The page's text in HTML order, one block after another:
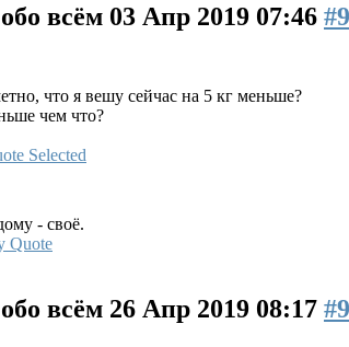
всём 03 Апр 2019 07:46
что я вешу сейчас на 5 кг меньше?
чем что?
- своё.
Quote
всём 26 Апр 2019 08:17